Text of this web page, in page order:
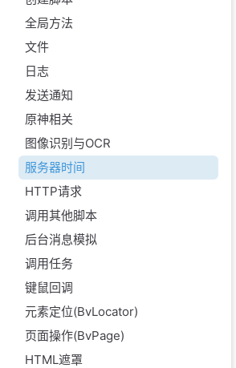
全局方法
文件
日志
发送通知
原神相关
图像识别与OCR
服务器时间
HTTP请求
调用其他脚本
后台消息模拟
调用任务
键鼠回调
元素定位(BvLocator)
页面操作(BvPage)
HTML遮罩